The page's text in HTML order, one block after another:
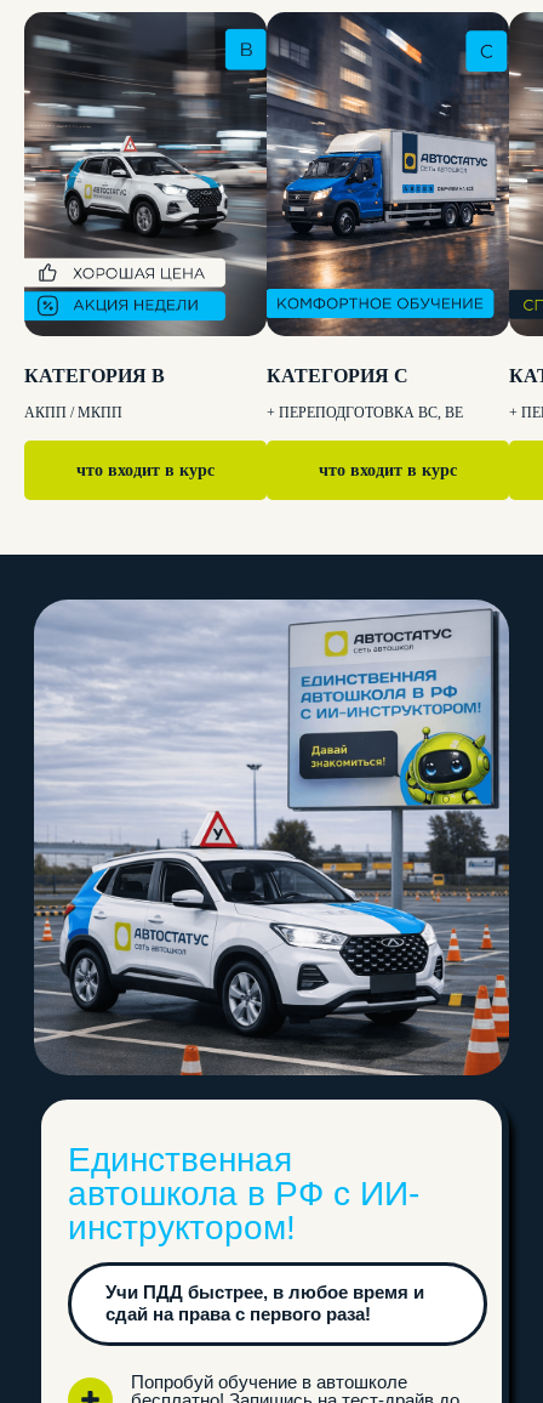
КАТЕГОРИЯ B
АКПП / МКПП
что входит в курс
КАТЕГОРИЯ C
+ ПЕРЕПОДГОТОВКА BC, BE
что входит в курс
+
НА НАС В СОЦИАЛЬНЫХ СЕТЯХ!
ПОДПИШИСЬ